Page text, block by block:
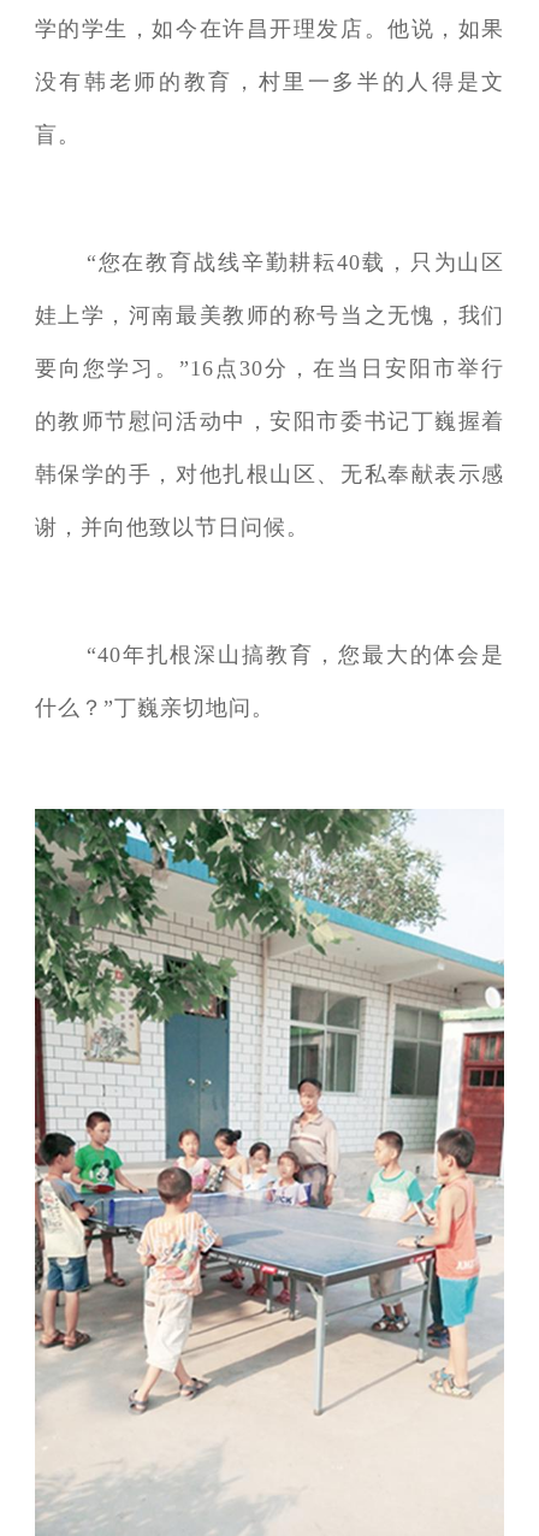
学的学生，如今在许昌开理发店。他说，如果
没有韩老师的教育，村里一多半的人得是文
盲。
“您在教育战线辛勤耕耘40载，只为山区
娃上学，河南最美教师的称号当之无愧，我们
要向您学习。”16点30分，在当日安阳市举行
的教师节慰问活动中，安阳市委书记丁巍握着
韩保学的手，对他扎根山区、无私奉献表示感
谢，并向他致以节日问候。
“40年扎根深山搞教育，您最大的体会是
什么？”丁巍亲切地问。